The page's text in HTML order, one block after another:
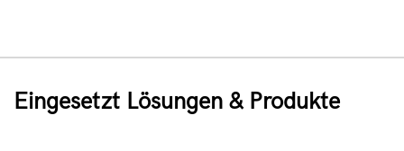
Eingesetzt Lösungen & Produkte